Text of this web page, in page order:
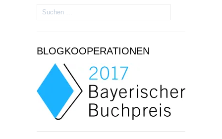
Suchen
nach:
BLOGKOOPERATIONEN